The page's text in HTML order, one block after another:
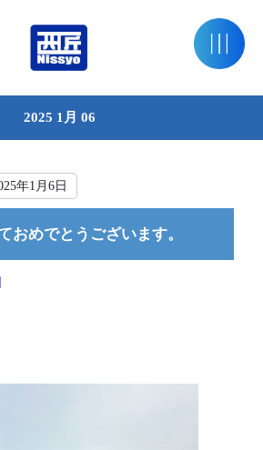
2025 1月 06
年1月6日
おめでとうございます。